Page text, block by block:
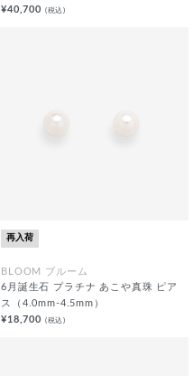
¥40,700 (税込)
再入荷
BLOOM ブルーム
6月誕生石 プラチナ あこや真珠 ピア
ス（4.0mm-4.5mm）
¥18,700 (税込)